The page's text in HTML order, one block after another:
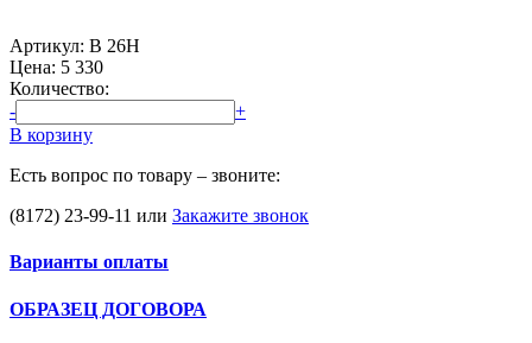
Артикул: В 26Н
Цена: 5 330
Количество:
-
+
В корзину
Есть вопрос по товару – звоните:
(8172) 23-99-11 или Закажите звонок
Варианты оплаты
ОБРАЗЕЦ ДОГОВОРА